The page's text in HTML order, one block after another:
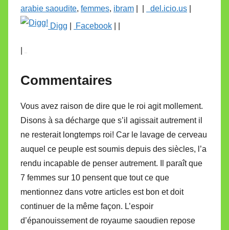
arabie saoudite, femmes, ibram del.icio.us
Digg
Facebook
Commentaires
Vous avez raison de dire que le roi agit mollement.
Disons à sa décharge que s’il agissait autrement il
ne resterait longtemps roi! Car le lavage de cerveau
auquel ce peuple est soumis depuis des siècles, l’a
rendu incapable de penser autrement. Il paraît que
7 femmes sur 10 pensent que tout ce que
mentionnez dans votre articles est bon et doit
continuer de la même façon. L’espoir
d’épanouissement de royaume saoudien repose